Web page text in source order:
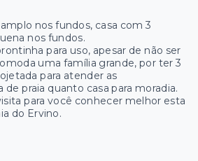
nos fundos, casa com 3
nos fundos.
para uso, apesar de não ser
uma família grande, por ter 3
para atender as
de praia quanto casa para moradia.
para você conhecer melhor esta
do Ervino.